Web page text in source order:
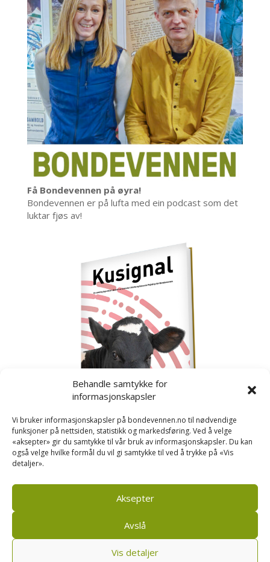
Behandle samtykke for
informasjonskapsler
Vi bruker informasjonskapsler på bondevennen.no til nødvendige
funksjoner på nettsiden, statistikk og markedsføring. Ved å velge
«aksepter» gir du samtykke til vår bruk av informasjonskapsler. Du kan
også velge hvilke formål du vil gi samtykke til ved å trykke på «Vis
detaljer».
Aksepter
Avslå
Vis detaljer
Få Bondevennen på øyra!
Bondevennen er på lufta med ein podcast som det
luktar fjøs av!
Kusignal